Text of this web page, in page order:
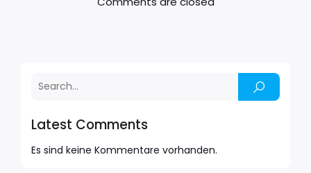
Latest Comments
Es sind keine Kommentare vorhanden.